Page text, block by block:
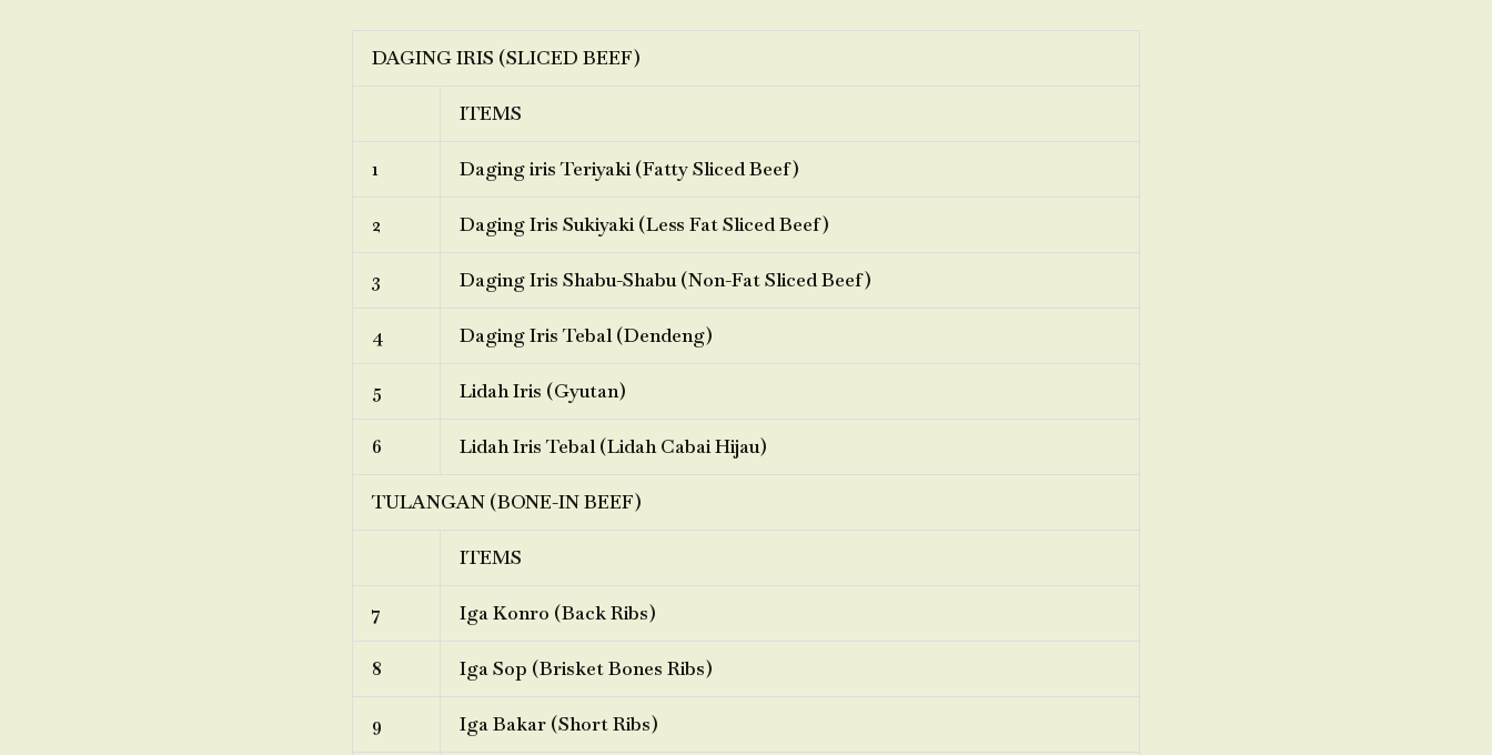
DAGING IRIS (SLICED BEEF)
ITEMS
1 Daging iris Teriyaki (Fatty Sliced Beef)
2 Daging Iris Sukiyaki (Less Fat Sliced Beef)
3 Daging Iris Shabu-Shabu (Non-Fat Sliced Beef)
4 Daging Iris Tebal (Dendeng)
5 Lidah Iris (Gyutan)
6 Lidah Iris Tebal (Lidah Cabai Hijau)
TULANGAN (BONE-IN BEEF)
ITEMS
7 Iga Konro (Back Ribs)
8 Iga Sop (Brisket Bones Ribs)
9 Iga Bakar (Short Ribs)